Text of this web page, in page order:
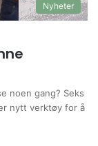
Nyheter
noen gang? Seks
nytt verktøy for å